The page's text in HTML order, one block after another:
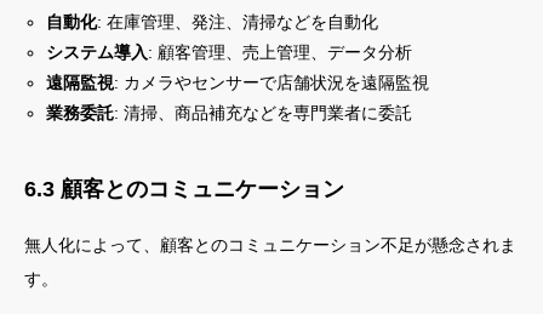
自動化: 在庫管理、発注、清掃などを自動化
システム導入: 顧客管理、売上管理、データ分析
遠隔監視: カメラやセンサーで店舗状況を遠隔監視
業務委託: 清掃、商品補充などを専門業者に委託
6.3 顧客とのコミュニケーション
無人化によって、顧客とのコミュニケーション不足が懸念されま
す。